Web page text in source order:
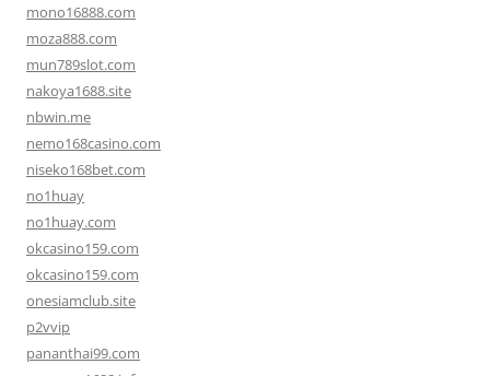
mono16888.com
moza888.com
mun789slot.com
nakoya1688.site
nbwin.me
nemo168casino.com
niseko168bet.com
no1huay
no1huay.com
okcasino159.com
okcasino159.com
onesiamclub.site
p2vvip
pananthai99.com